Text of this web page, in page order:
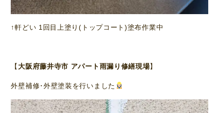
↑軒どい 1回目上塗り(トップコート)塗布作業中
【大阪府藤井寺市 アパート雨漏り修繕現場】
外壁補修･外壁塗装を行いました